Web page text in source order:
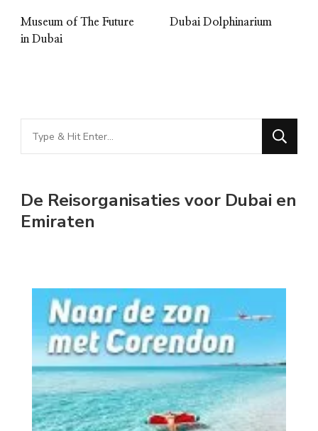
Museum of The Future
in Dubai
Dubai Dolphinarium
Looking
for
De Reisorganisaties voor Dubai en
Emiraten